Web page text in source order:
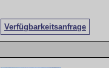
Verfügbarkeitsanfrage